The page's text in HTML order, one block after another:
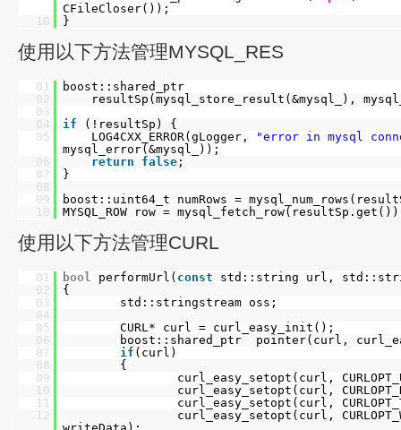
CFileCloser());
10
}
使用以下方法管理MYSQL_RES
01
boost::shared_ptr
02
resultSp(mysql_store_result(&mysql_),
03
04
if
(!resultSp) {
05
LOG4CXX_ERROR(gLogger,
"error in mysql
mysql_error(&mysql_));
06
return false;
07
}
08
09
boost::uint64_t numRows =
10
MYSQL_ROW row =
使用以下方法管理CURL
01 bool performUrl( const
std::string url,
02
{
03
std::stringstream oss;
04
05
CURL* curl = curl_easy_init();
06
boost::shared_ptr pointer(curl,
07
if (curl)
08
{
09
curl_easy_setopt(curl,
10
curl_easy_setopt(curl,
11
curl_easy_setopt(curl,
12
curl_easy_setopt(curl,